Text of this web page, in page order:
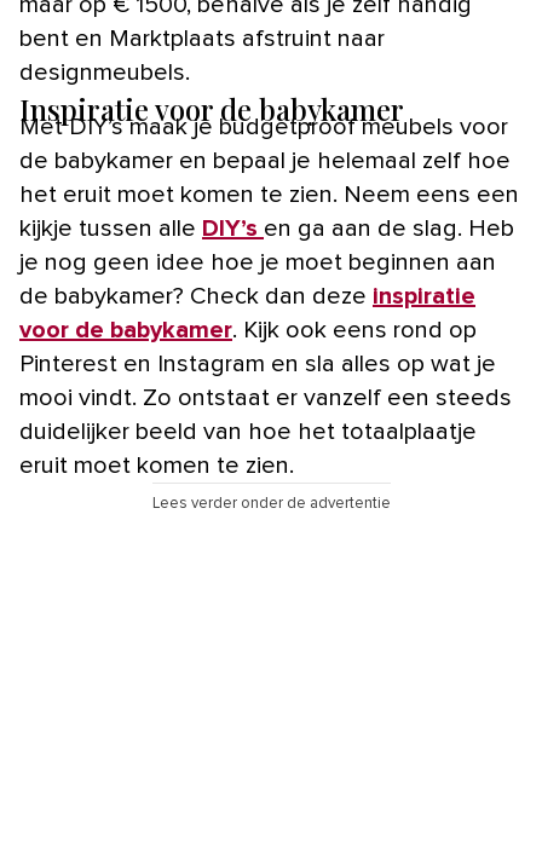
bent en Marktplaats afstruint naar
designmeubels.
Inspiratie voor de babykamer
Met DIY’s maak je budgetproof meubels voor
de babykamer en bepaal je helemaal zelf hoe
het eruit moet komen te zien. Neem eens een
kijkje tussen alle DIY’s en ga aan de slag. Heb
je nog geen idee hoe je moet beginnen aan
de babykamer? Check dan deze inspiratie
voor de babykamer. Kijk ook eens rond op
Pinterest en Instagram en sla alles op wat je
mooi vindt. Zo ontstaat er vanzelf een steeds
duidelijker beeld van hoe het totaalplaatje
eruit moet komen te zien.
Lees verder onder de advertentie